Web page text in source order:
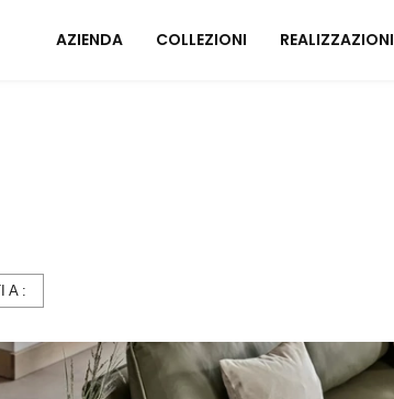
AZIENDA COLLEZIONI
Bagno
NOTTE
REALIZZAZIONI
A :